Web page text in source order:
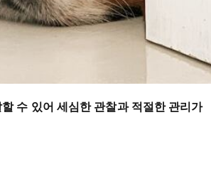
수 있어 세심한 관찰과 적절한 관리가